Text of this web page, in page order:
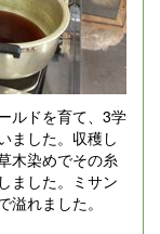
ルドを育て、3学
ました。収穫し
木染めでその糸
ました。ミサン
れました。